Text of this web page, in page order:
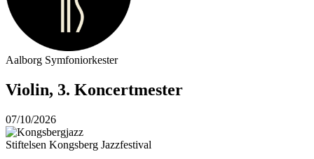
Aalborg Symfoniorkester
Violin, 3. Koncertmester
07/10/2026
Stiftelsen Kongsberg Jazzfestival